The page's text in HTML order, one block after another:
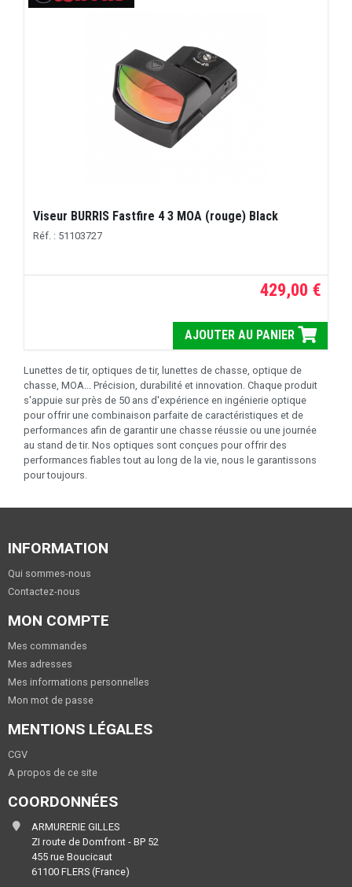
Viseur BURRIS Fastfire 4 3 MOA (rouge) Black
Réf. : 51103727
429,00 €
AJOUTER AU PANIER
Lunettes de tir, optiques de tir, lunettes de chasse, optique de
chasse, MOA... Précision, durabilité et innovation. Chaque produit
s'appuie sur près de 50 ans d'expérience en ingénierie optique
pour offrir une combinaison parfaite de caractéristiques et de
performances afin de garantir une chasse réussie ou une journée
au stand de tir. Nos optiques sont conçues pour offrir des
performances fiables tout au long de la vie, nous le garantissons
pour toujours.
INFORMATION
Qui sommes-nous
Contactez-nous
MON COMPTE
Mes commandes
Mes adresses
Mes informations personnelles
Mon mot de passe
MENTIONS LÉGALES
CGV
A propos de ce site
COORDONNÉES
ARMURERIE GILLES
ZI route de Domfront - BP 52
455 rue Boucicaut
61100 FLERS (France)